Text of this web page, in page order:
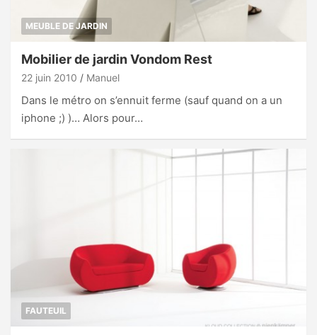
MEUBLE DE JARDIN
Mobilier de jardin Vondom Rest
22 juin 2010 Manuel
Dans le métro on s’ennuit ferme (sauf quand on a un
iphone ;) )… Alors pour…
FAUTEUIL